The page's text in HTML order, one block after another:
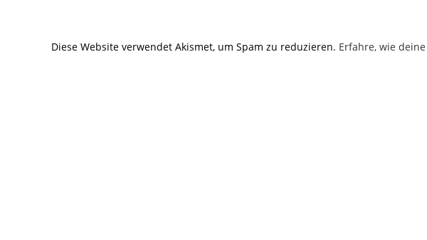
ein
ein
Diese Website verwendet Akismet, um Spam zu reduzieren. Erfahre, wie